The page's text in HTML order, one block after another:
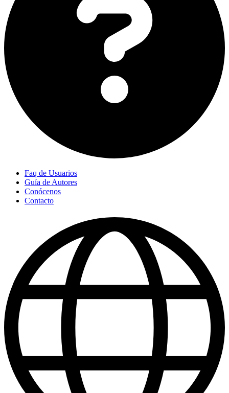
Faq de Usuarios
Guía de Autores
Conócenos
Contacto